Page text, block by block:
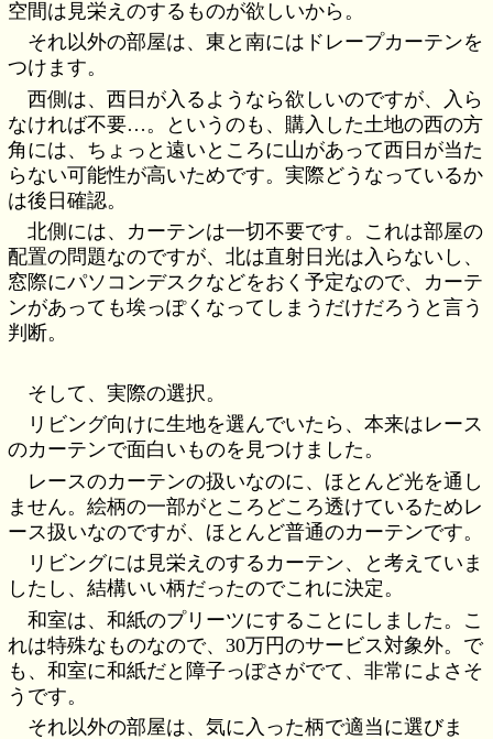
空間は見栄えのするものが欲しいから。
それ以外の部屋は、東と南にはドレープカーテンを
つけます。
西側は、西日が入るようなら欲しいのですが、入ら
なければ不要…。というのも、購入した土地の西の方
角には、ちょっと遠いところに山があって西日が当た
らない可能性が高いためです。実際どうなっているか
は後日確認。
北側には、カーテンは一切不要です。これは部屋の
配置の問題なのですが、北は直射日光は入らないし、
窓際にパソコンデスクなどをおく予定なので、カーテ
ンがあっても埃っぽくなってしまうだけだろうと言う
判断。
そして、実際の選択。
リビング向けに生地を選んでいたら、本来はレース
のカーテンで面白いものを見つけました。
レースのカーテンの扱いなのに、ほとんど光を通し
ません。絵柄の一部がところどころ透けているためレ
ース扱いなのですが、ほとんど普通のカーテンです。
リビングには見栄えのするカーテン、と考えていま
したし、結構いい柄だったのでこれに決定。
和室は、和紙のプリーツにすることにしました。こ
れは特殊なものなので、30万円のサービス対象外。で
も、和室に和紙だと障子っぽさがでて、非常によさそ
うです。
それ以外の部屋は、気に入った柄で適当に選びま